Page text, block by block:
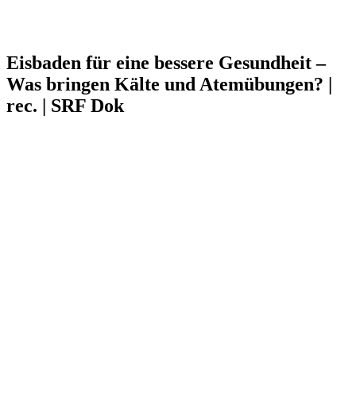
Eisbaden für eine bessere Gesundheit –
Was bringen Kälte und Atemübungen? |
rec. | SRF Dok